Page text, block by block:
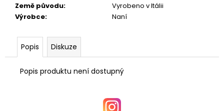
Země původu:
Vyrobeno v Itálii
Výrobce: Naní
Popis Diskuze
Popis produktu není dostupný